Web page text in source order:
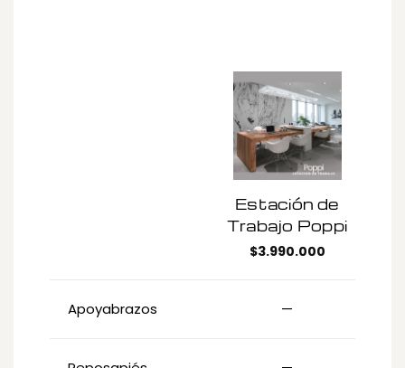
Estación de
Trabajo Poppi
$3.990.000
Apoyabrazos —